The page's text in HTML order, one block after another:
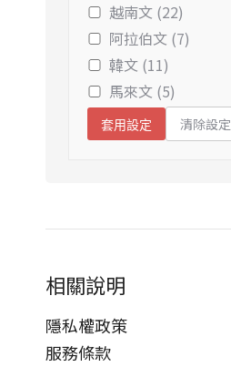
越南文 (22)
阿拉伯文 (7)
韓文 (11)
馬來文 (5)
套用設定 清除設定
相關說明
隱私權政策
服務條款